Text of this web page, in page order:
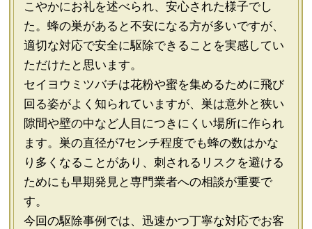
こやかにお礼を述べられ、安心された様子でし
た。蜂の巣があると不安になる方が多いですが、
適切な対応で安全に駆除できることを実感してい
ただけたと思います。
セイヨウミツバチは花粉や蜜を集めるために飛び
回る姿がよく知られていますが、巣は意外と狭い
隙間や壁の中など人目につきにくい場所に作られ
ます。巣の直径が7センチ程度でも蜂の数はかな
り多くなることがあり、刺されるリスクを避ける
ためにも早期発見と専門業者への相談が重要で
す。
今回の駆除事例では、迅速かつ丁寧な対応でお客